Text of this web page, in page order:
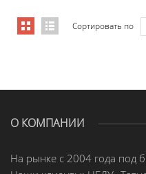
Сортировать по
О КОМПАНИИ
На рынке с 2004 года под